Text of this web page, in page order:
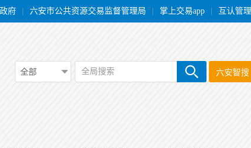
府 六安市公共资源交易监督管理局 掌上交易app 互认管理
全部 全局搜索 六安智搜